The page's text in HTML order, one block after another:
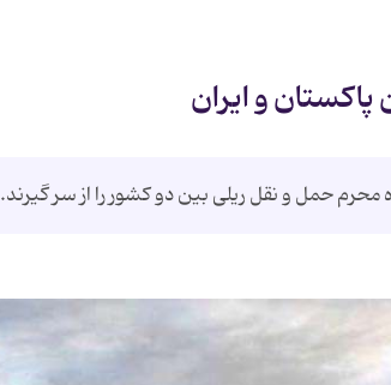
و ایران
محرم حمل و نقل ریلی بین دو کشور را از سر گیرند.